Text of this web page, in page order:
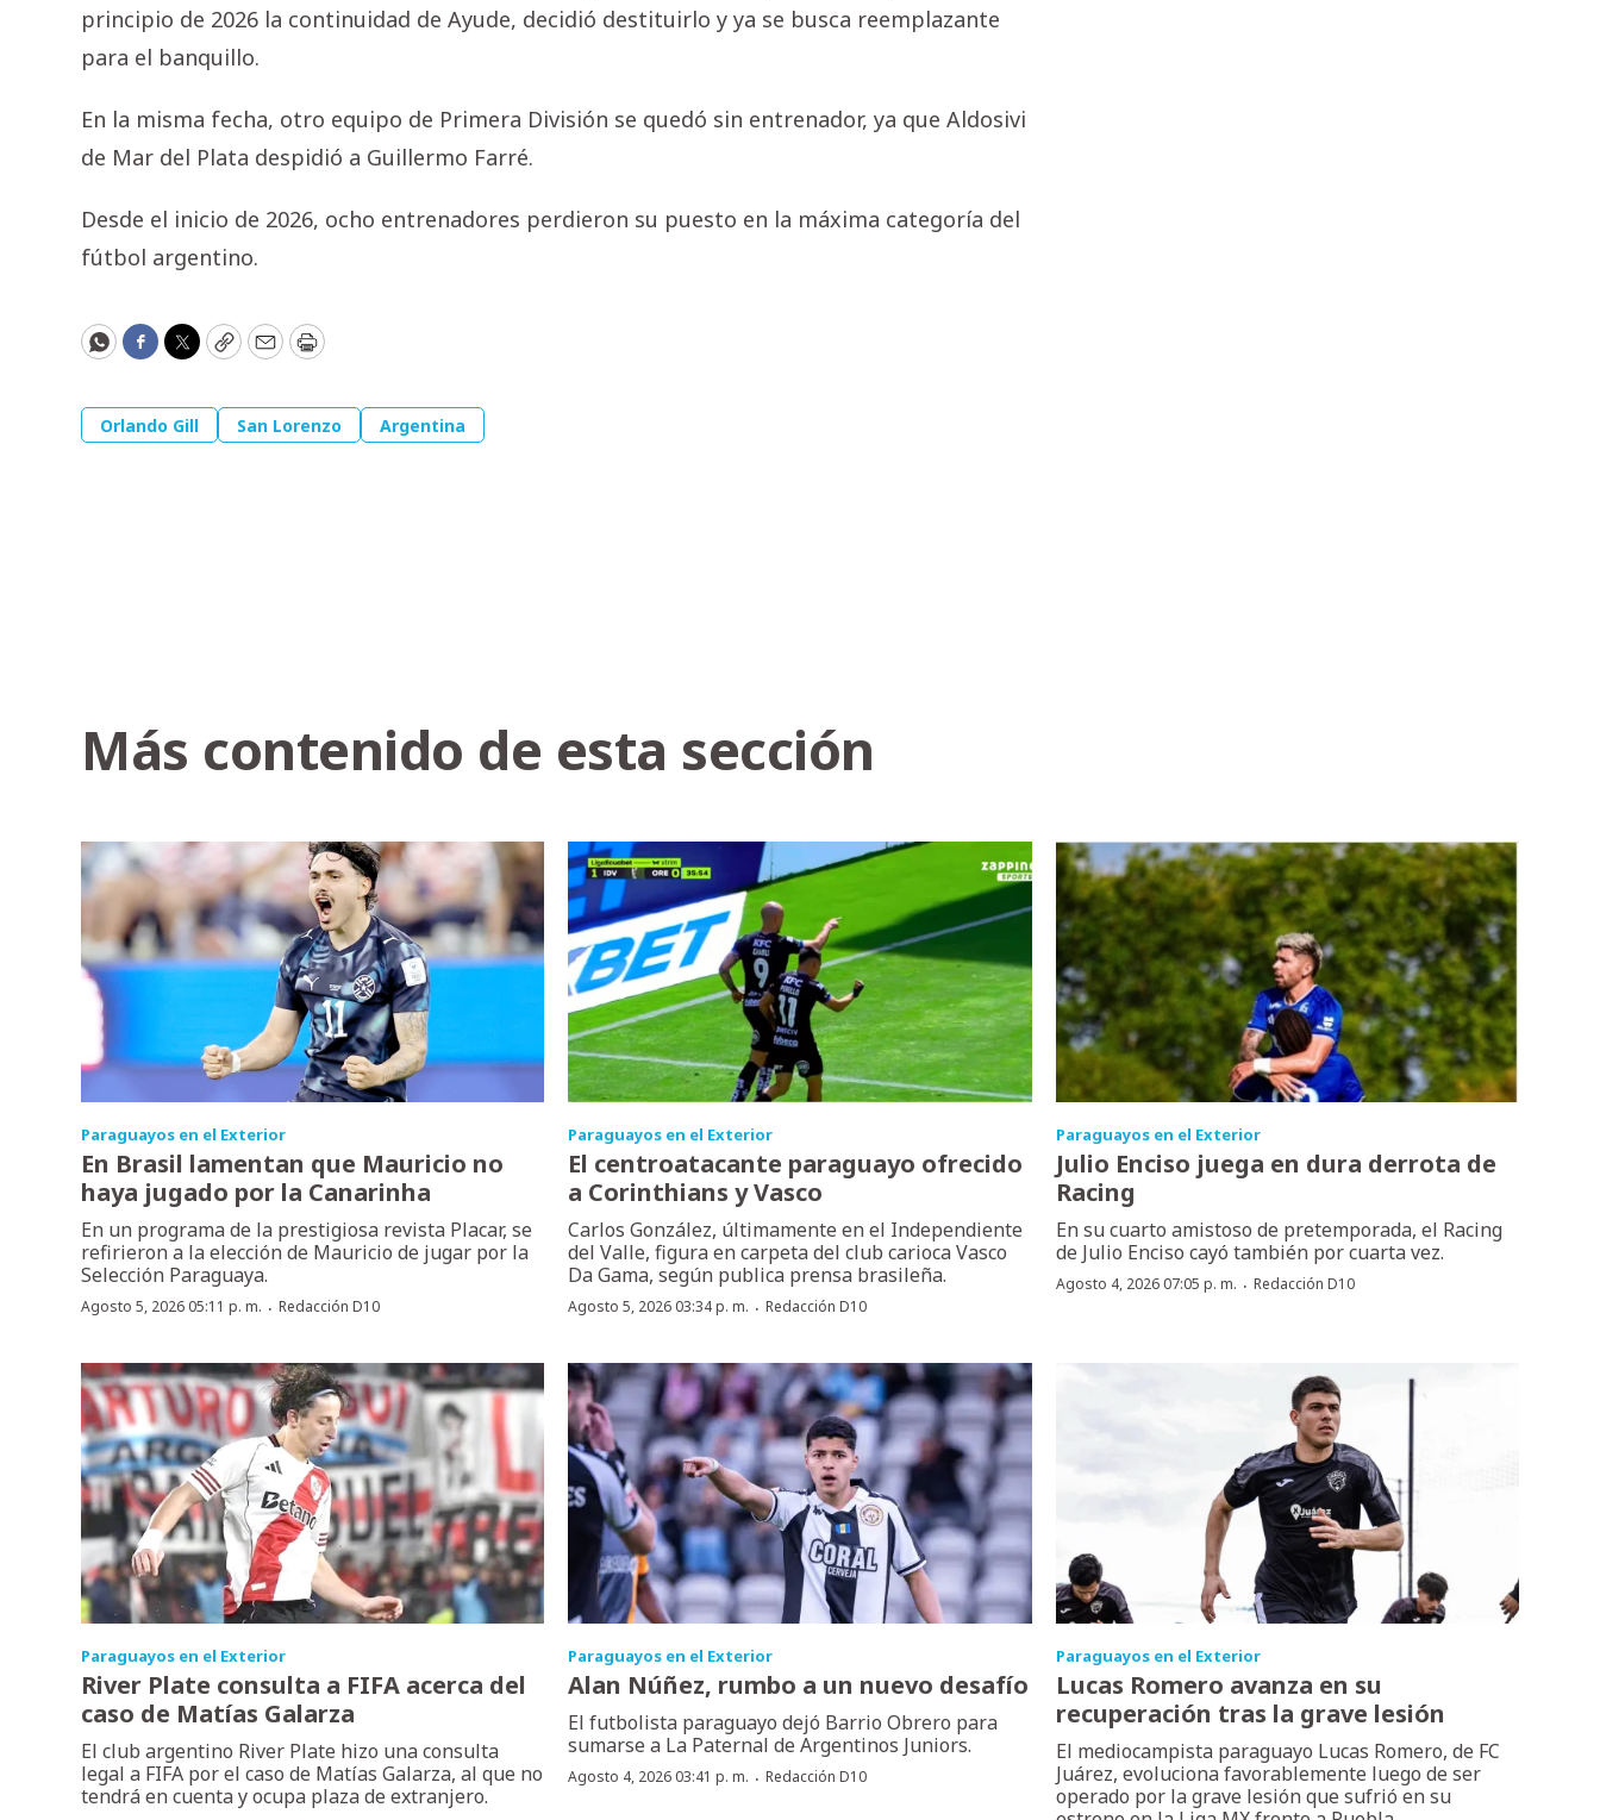
principio de 2026 la continuidad de Ayude, decidió destituirlo y ya se busca reemplazante
para el banquillo.
En la misma fecha, otro equipo de Primera División se quedó sin entrenador, ya que Aldosivi
de Mar del Plata despidió a Guillermo Farré.
Desde el inicio de 2026, ocho entrenadores perdieron su puesto en la máxima categoría del
fútbol argentino.
WhatsApp
Facebook
Twitter
CopyEmailPrint
Orlando Gill San Lorenzo Argentina
Más contenido de esta sección
Paraguayos en el Exterior
En Brasil lamentan que Mauricio no
haya jugado por la Canarinha
En un programa de la prestigiosa revista Placar, se
refirieron a la elección de Mauricio de jugar por la
Selección Paraguaya.
Agosto 5, 2026 05:11 p. m. · Redacción D10
Paraguayos en el Exterior
El centroatacante paraguayo ofrecido
a Corinthians y Vasco
Carlos González, últimamente en el Independiente
del Valle, figura en carpeta del club carioca Vasco
Da Gama, según publica prensa brasileña.
Agosto 5, 2026 03:34 p. m. ·Redacción D10
Paraguayos en el Exterior
Julio Enciso juega en dura derrota de
Racing
En su cuarto amistoso de pretemporada, el Racing
de Julio Enciso cayó también por cuarta vez.
Agosto 4, 2026 07:05 p. m. · Redacción D10
Paraguayos en el Exterior
River Plate consulta a FIFA acerca del
caso de Matías Galarza
El club argentino River Plate hizo una consulta
legal a FIFA por el caso de Matías Galarza, al que no
tendrá en cuenta y ocupa plaza de extranjero.
Paraguayos en el Exterior
Alan Núñez, rumbo a un nuevo desafío
El futbolista paraguayo dejó Barrio Obrero para
sumarse a La Paternal de Argentinos Juniors.
Agosto 4, 2026 03:41 p. m. ·Redacción D10
Paraguayos en el Exterior
Lucas Romero avanza en su
recuperación tras la grave lesión
El mediocampista paraguayo Lucas Romero, de FC
Juárez, evoluciona favorablemente luego de ser
operado por la grave lesión que sufrió en su